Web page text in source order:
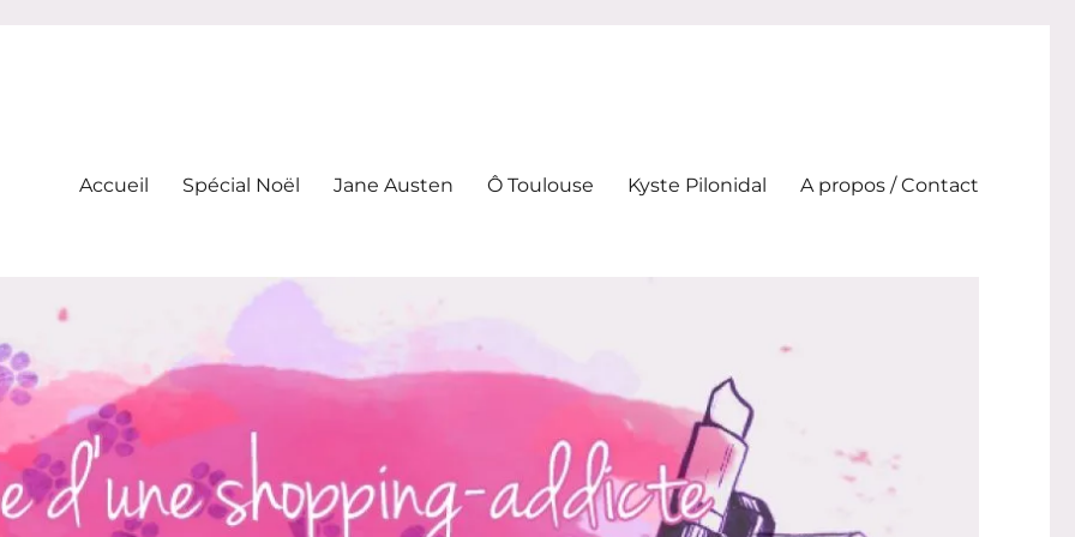
Accueil Spécial Noël Jane Austen Ô Toulouse Kyste Pilonidal A propos / Contact